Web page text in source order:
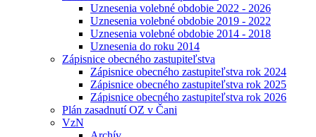
Uznesenia volebné obdobie 2022 - 2026
Uznesenia volebné obdobie 2019 - 2022
Uznesenia volebné obdobie 2014 - 2018
Uznesenia do roku 2014
Zápisnice obecného zastupiteľstva
Zápisnice obecného zastupiteľstva rok 2024
Zápisnice obecného zastupiteľstva rok 2025
Zápisnice obecného zastupiteľstva rok 2026
Plán zasadnutí OZ v Čani
VzN